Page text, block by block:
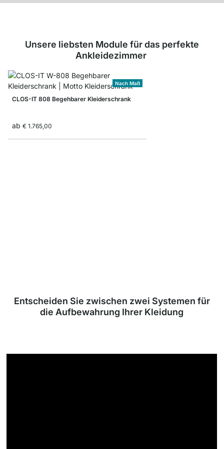
Unsere liebsten Module für das perfekte
Ankleidezimmer
Nach Maß
CLOS-IT 808 Begehbarer Kleiderschrank
ab € 1.765,00
Entscheiden Sie zwischen zwei Systemen für
die Aufbewahrung Ihrer Kleidung